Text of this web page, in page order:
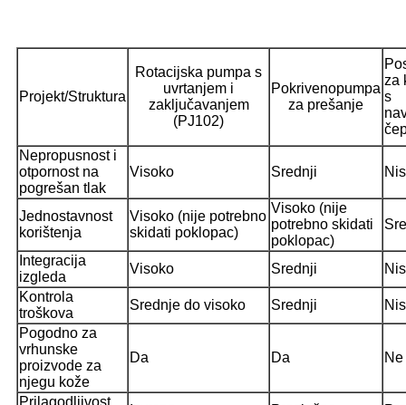
Projekt/Struktura
Rotacijska pumpa s
uvrtanjem i
zaključavanjem
(PJ102)
Pokrivenopumpa
za prešanje
za
s
Nepropusnost i
otpornost na
pogrešan tlak
Visoko Srednji
Jednostavnost
korištenja
Visoko (nije potrebno
skidati poklopac)
Visoko (nije
potrebno skidati
poklopac)
Integracija
izgleda
Visoko Srednji
Kontrola
troškova
Srednje do visoko Srednji
Pogodno za
vrhunske
proizvode za
njegu kože
Da Da Ne